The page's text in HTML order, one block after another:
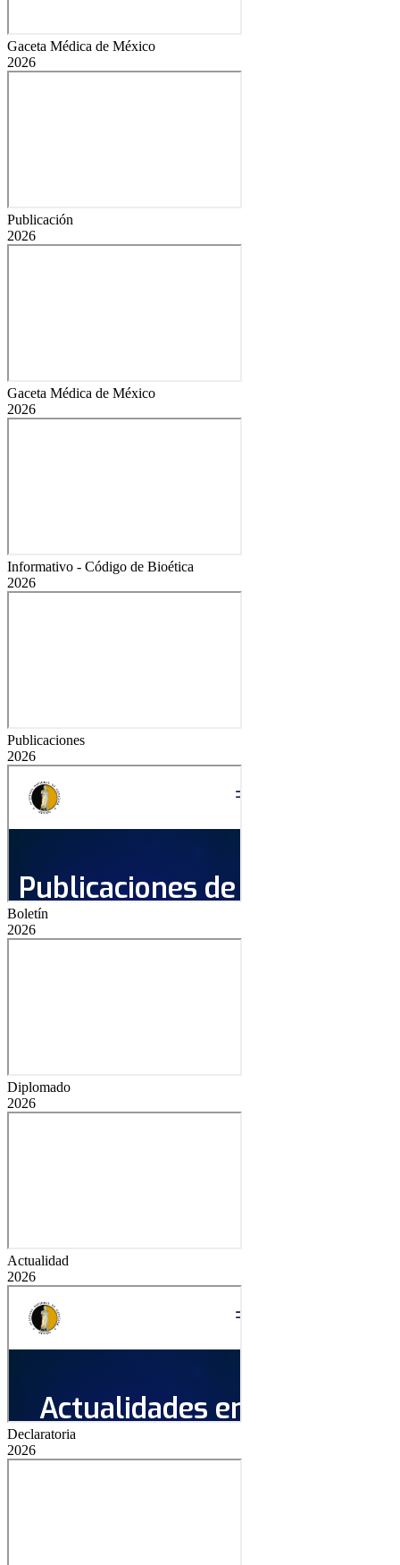
Gaceta Médica de México
2026
Publicación
2026
Gaceta Médica de México
2026
Informativo - Código de Bioética
2026
Publicaciones
2026
Boletín
2026
Diplomado
2026
Actualidad
2026
Declaratoria
2026